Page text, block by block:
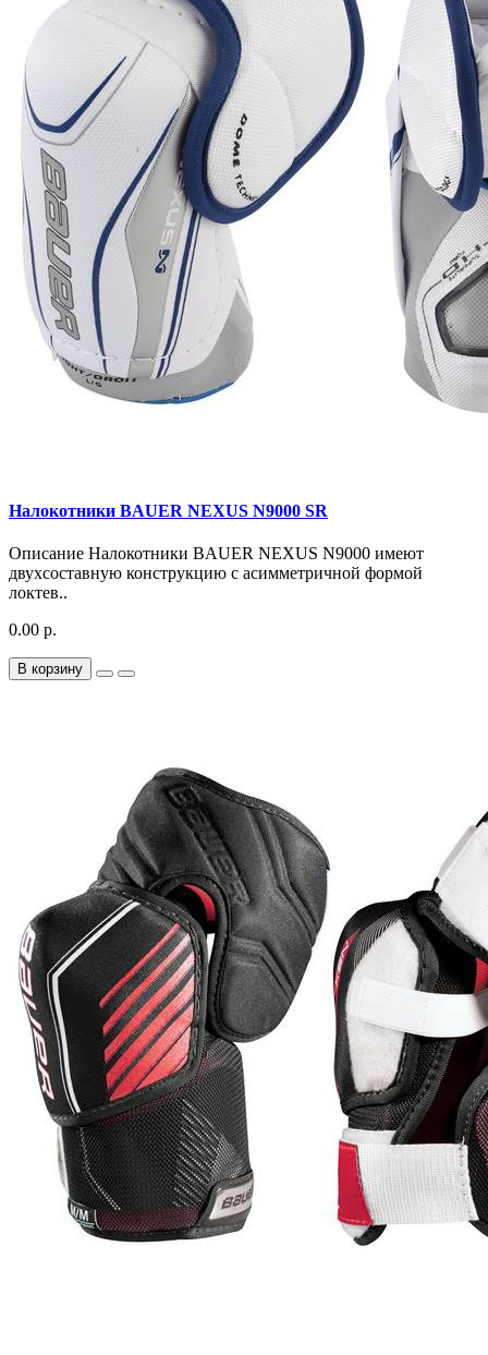
Налокотники BAUER NEXUS N9000 SR
Описание Налокотники BAUER NEXUS N9000 имеют
двухсоставную конструкцию с асимметричной формой
локтев..
0.00 р.
В корзину